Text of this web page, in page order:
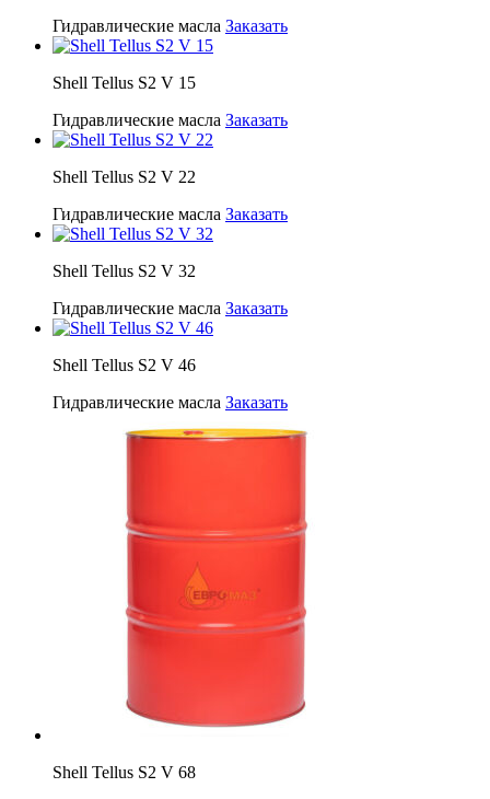
Гидравлические масла Заказать
Shell Tellus S2 V 15
Гидравлические масла Заказать
Shell Tellus S2 V 22
Гидравлические масла Заказать
Shell Tellus S2 V 32
Гидравлические масла Заказать
Shell Tellus S2 V 46
Гидравлические масла Заказать
Shell Tellus S2 V 68